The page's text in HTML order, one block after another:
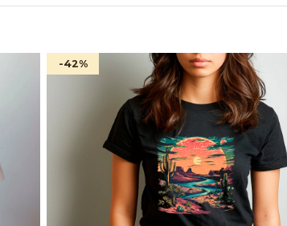
-42%